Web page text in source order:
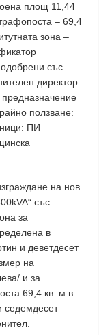
площ 11,44
– 69,4
зона –
със
директор
ползване:
ПИ
на нов
със
за
в
и деветдесет
на
и за
69,4 кв. м в
седемдесет